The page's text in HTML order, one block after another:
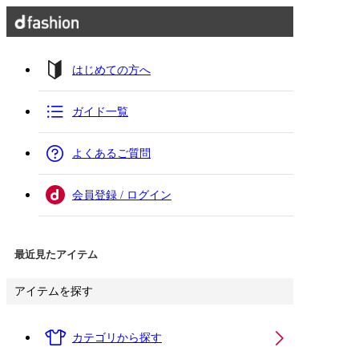
はじめての方へ
ガイド一覧
よくあるご質問
会員登録 / ログイン
最近見たアイテム
アイテムを探す
カテゴリから探す